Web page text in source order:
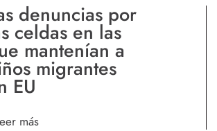
denuncias por
celdas en las
mantenían a
migrantes
EU
más